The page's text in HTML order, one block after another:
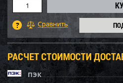
РАСЧЕТ СТОИМОСТИ
ПЭК